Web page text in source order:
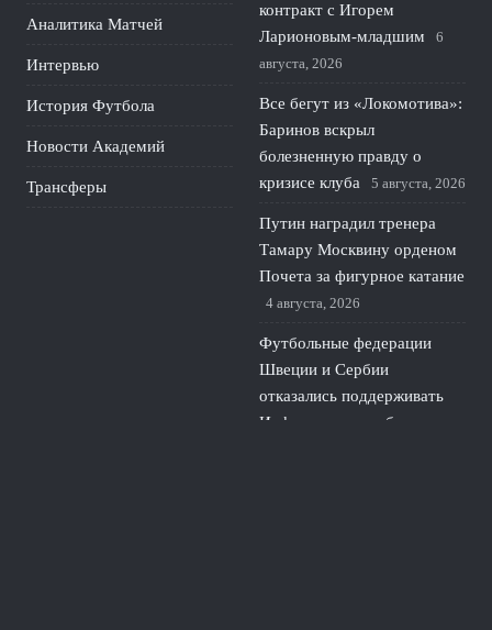
Аналитика Матчей
Интервью
История Футбола
Новости Академий
Трансферы
контракт с Игорем
Ларионовым‑младшим
6
августа, 2026
Все бегут из «Локомотива»:
Баринов вскрыл
болезненную правду о
кризисе клуба
5 августа, 2026
Путин наградил тренера
Тамару Москвину орденом
Почета за фигурное катание
4 августа, 2026
Футбольные федерации
Швеции и Сербии
отказались поддерживать
Инфантино на выборах